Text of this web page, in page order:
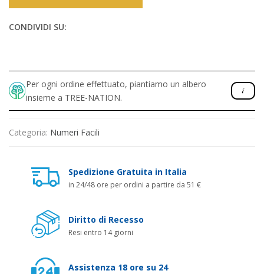
CONDIVIDI SU:
Per ogni ordine effettuato, piantiamo un albero
insieme a TREE-NATION.
Categoria: Numeri Facili
Spedizione Gratuita in Italia
in 24/48 ore per ordini a partire da 51 €
Diritto di Recesso
Resi entro 14 giorni
Assistenza 18 ore su 24